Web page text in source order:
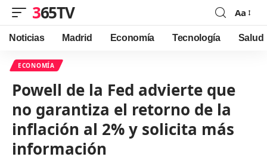
365TV
Font
Resizer
Aa
Noticias Madrid Economía Tecnología Salud
ECONOMÍA
Powell de la Fed advierte que
no garantiza el retorno de la
inflación al 2% y solicita más
información